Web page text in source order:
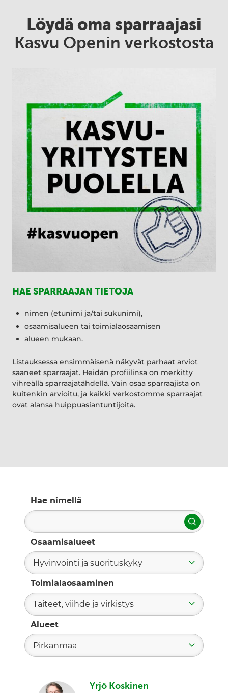
Löydä oma sparraajasi
Kasvu Openin verkostosta
HAE SPARRAAJAN TIETOJA
nimen (etunimi ja/tai sukunimi),
osaamisalueen tai toimialaosaamisen
alueen mukaan.
Listauksessa ensimmäisenä näkyvät parhaat arviot
saaneet sparraajat. Heidän profiilinsa on merkitty
vihreällä sparraajatähdellä. Vain osaa sparraajista on
kuitenkin arvioitu, ja kaikki verkostomme sparraajat
ovat alansa huippuasiantuntijoita.
Hae nimellä
Hae
Osaamisalueet
Hyvinvointi ja suorituskyky
Toimialaosaaminen
Taiteet, viihde ja virkistys
Alueet
Pirkanmaa
Yrjö Koskinen